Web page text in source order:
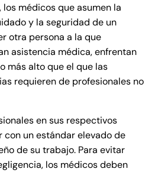
los médicos que asumen la
y la seguridad de un
otra persona a la que
asistencia médica, enfrentan
más alto que el que las
requieren de profesionales no
en sus respectivos
un estándar elevado de
de su trabajo. Para evitar
los médicos deben